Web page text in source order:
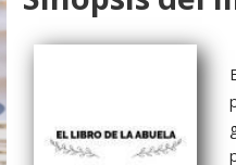
n
e
n
i